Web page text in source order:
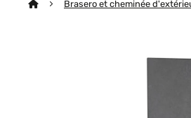
Brasero et cheminée